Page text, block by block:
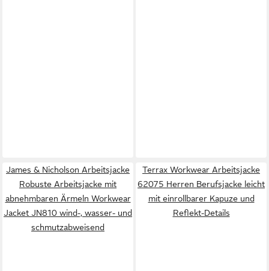
James & Nicholson Arbeitsjacke
Robuste Arbeitsjacke mit
abnehmbaren Ärmeln Workwear
Jacket JN810 wind-, wasser- und
schmutzabweisend
Terrax Workwear Arbeitsjacke
62075 Herren Berufsjacke leicht
mit einrollbarer Kapuze und
Reflekt-Details